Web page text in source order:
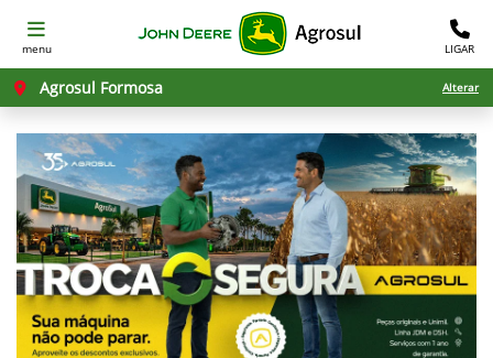
menu LIGAR
Agrosul Formosa Alterar